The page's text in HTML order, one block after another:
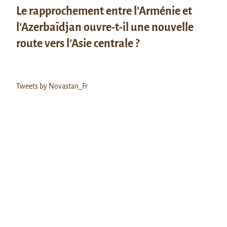
Le rapprochement entre l’Arménie et
l’Azerbaïdjan ouvre-t-il une nouvelle
route vers l’Asie centrale ?
Tweets by Novastan_Fr